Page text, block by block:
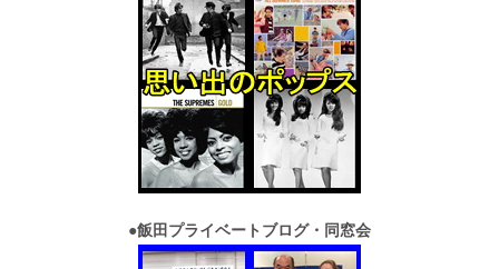
●飯田プライベートブログ・同窓会